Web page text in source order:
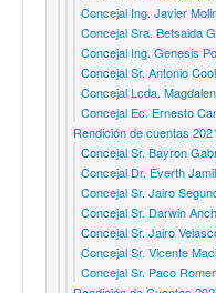
Concejal Ing. Javier
Concejal Sra. Betsaida
Concejal Ing. Genesis
Concejal Sr. Antonio
Concejal Lcda.
Concejal Ec. Ernesto
Rendición de cuentas 2021
Concejal Sr. Bayron
Concejal Dr. Everth
Concejal Sr. Jairo
Concejal Sr. Darwin
Concejal Sr. Jairo
Concejal Sr. Vicente
Concejal Sr. Paco